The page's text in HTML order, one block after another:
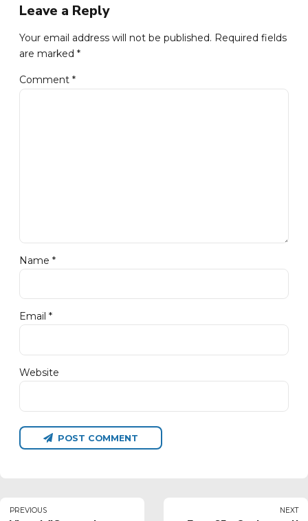
Leave a Reply
Your email address will not be published. Required fields
are marked *
Comment *
Name *
Email *
Website
POST COMMENT
PREVIOUS NEXT